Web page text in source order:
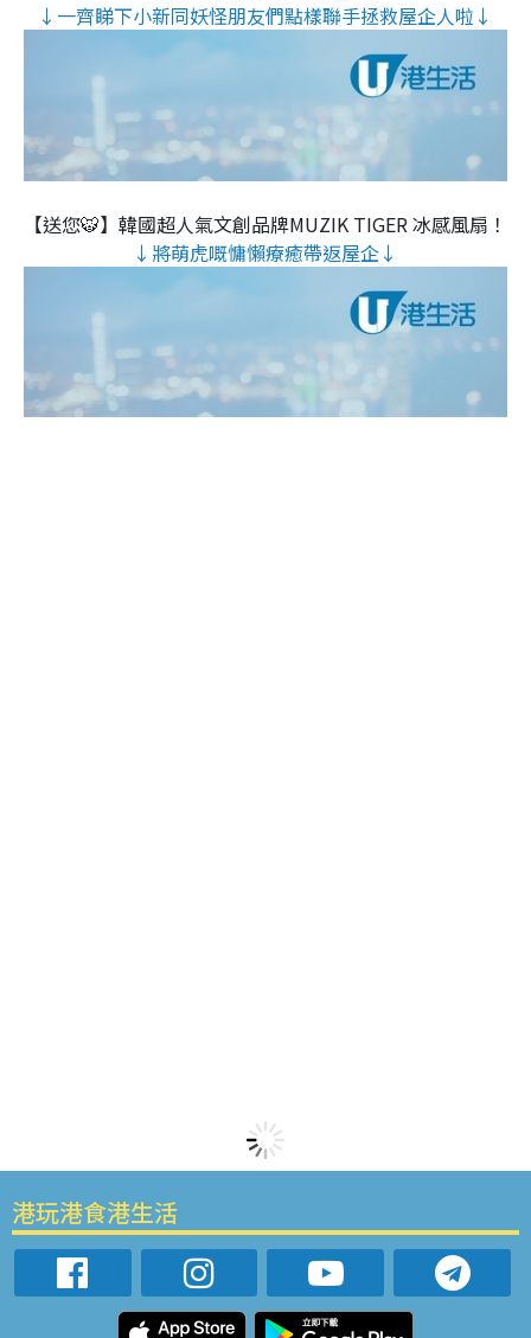
↓一齊睇下小新同妖怪朋友們點樣聯手拯救屋企人啦↓
【送您🐯】韓國超人氣文創品牌MUZIK TIGER 冰感風扇！
↓將萌虎嘅慵懶療癒帶返屋企↓
港玩港食港生活